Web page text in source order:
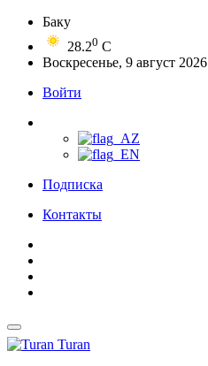
Баку
28.20 C
Воскресенье, 9 август 2026
Войти
Подписка
Контакты
Turan